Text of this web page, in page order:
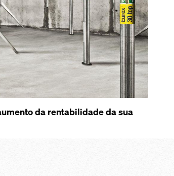
da rentabilidade da sua